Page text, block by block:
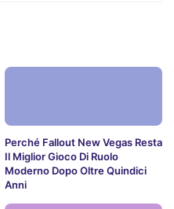
Perché Fallout New Vegas Resta
Il Miglior Gioco Di Ruolo
Moderno Dopo Oltre Quindici
Anni